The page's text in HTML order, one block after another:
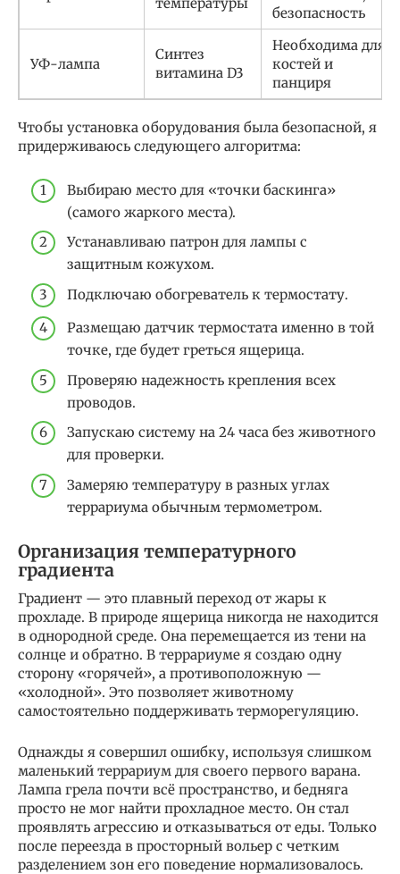
температуры
безопасность
УФ-лампа
Синтез
витамина D3
Необходима для
костей и
панциря
Чтобы установка оборудования была безопасной, я
придерживаюсь следующего алгоритма:
Выбираю место для «точки баскинга»
(самого жаркого места).
Устанавливаю патрон для лампы с
защитным кожухом.
Подключаю обогреватель к термостату.
Размещаю датчик термостата именно в той
точке, где будет греться ящерица.
Проверяю надежность крепления всех
проводов.
Запускаю систему на 24 часа без животного
для проверки.
Замеряю температуру в разных углах
террариума обычным термометром.
Организация температурного
градиента
Градиент — это плавный переход от жары к
прохладе. В природе ящерица никогда не находится
в однородной среде. Она перемещается из тени на
солнце и обратно. В террариуме я создаю одну
сторону «горячей», а противоположную —
«холодной». Это позволяет животному
самостоятельно поддерживать терморегуляцию.
Однажды я совершил ошибку, используя слишком
маленький террариум для своего первого варана.
Лампа грела почти всё пространство, и бедняга
просто не мог найти прохладное место. Он стал
проявлять агрессию и отказываться от еды. Только
после переезда в просторный вольер с четким
разделением зон его поведение нормализовалось.